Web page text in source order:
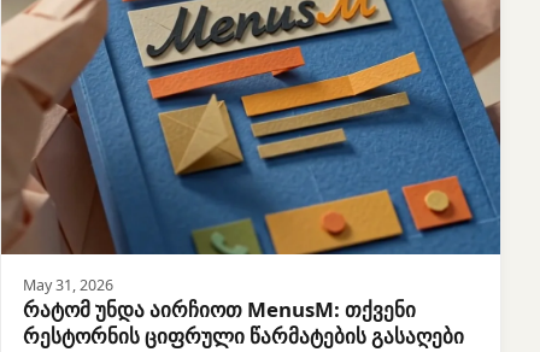
May 31, 2026
რატომ უნდა აირჩიოთ MenusM: თქვენი
რესტორნის ციფრული წარმატების გასაღები